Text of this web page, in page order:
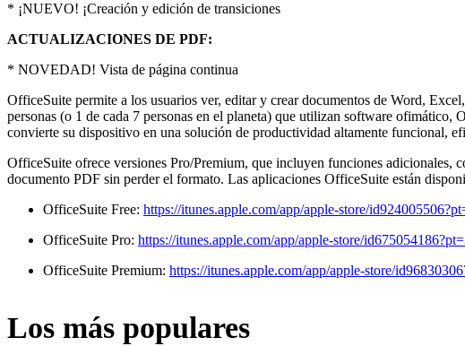
* ¡NUEVO! ¡Creación y edición de transiciones
ACTUALIZACIONES DE PDF:
* NOVEDAD! Vista de página continua
OfficeSuite permite a los usuarios ver, editar y crear documentos de Word,
personas (o 1 de cada 7 personas en el planeta) que utilizan software
convierte su dispositivo en una solución de productividad altamente funcional,
OfficeSuite ofrece versiones Pro/Premium, que incluyen funciones
documento PDF sin perder el formato. Las aplicaciones OfficeSuite están
OfficeSuite Free: https://itunes.apple.com/app/apple-store/
OfficeSuite Pro: https://itunes.apple.com/app/apple-store/
OfficeSuite Premium: https://itunes.apple.com/app/apple-store/
Los más populares